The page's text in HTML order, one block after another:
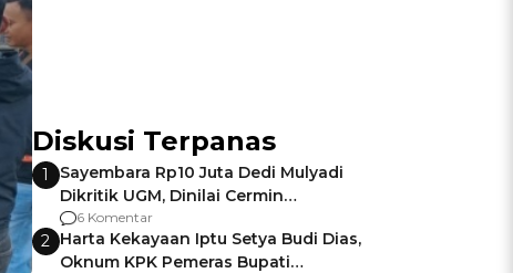
Diskusi Terpanas
1
Sayembara Rp10 Juta Dedi Mulyadi
Dikritik UGM, Dinilai Cermin
Gagalnya Negara Jamin Keamanan
6 Komentar
2 Harta Kekayaan Iptu Setya Budi Dias,
Oknum KPK Pemeras Bupati